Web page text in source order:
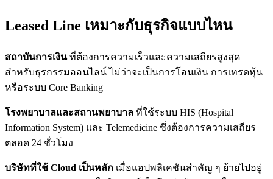
Leased Line เหมาะกับธุรกิจแบบไหน
สถาบันการเงินที่ต้องการความเร็วและความเสถียรสูงสุด
สำหรับธุรกรรมออนไลน์ ไม่ว่าจะเป็นการโอนเงิน การเทรดหุ้น
หรือระบบ Core Banking
โรงพยาบาลและสถานพยาบาล ที่ใช้ระบบ HIS (Hospital
Information System) และ Telemedicine ซึ่งต้องการความเสถียร
ตลอด 24 ชั่วโมง
บริษัทที่ใช้ Cloud เป็นหลัก เมื่อแอปพลิเคชันสำคัญ ๆ ย้ายไปอยู่